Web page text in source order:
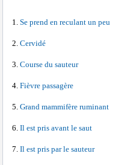
Se prend en reculant un peu
Cervidé
Course du sauteur
Fièvre passagère
Grand mammifère ruminant
Il est pris avant le saut
Il est pris par le sauteur